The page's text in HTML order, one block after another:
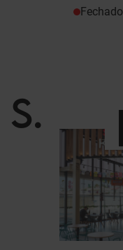
Fechado
S.